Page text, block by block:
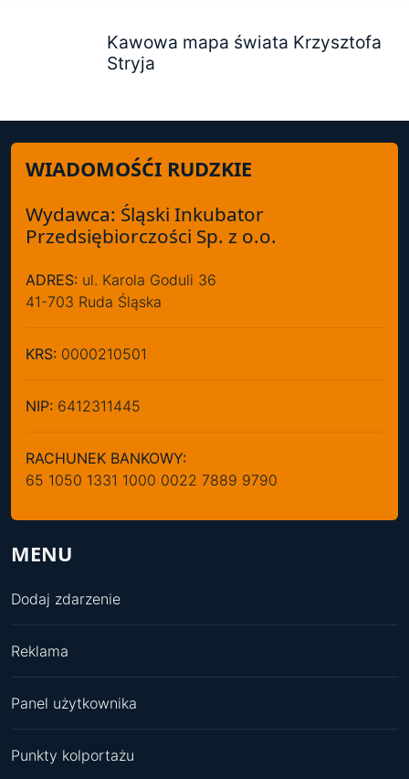
Kawowa mapa świata Krzysztofa
Stryja
WIADOMOŚĆI RUDZKIE
Wydawca: Śląski Inkubator
Przedsiębiorczości Sp. z o.o.
ADRES: ul. Karola Goduli 36
41-703 Ruda Śląska
KRS: 0000210501
NIP: 6412311445
RACHUNEK BANKOWY:
65 1050 1331 1000 0022 7889 9790
MENU
Dodaj zdarzenie
Reklama
Panel użytkownika
Punkty kolportażu